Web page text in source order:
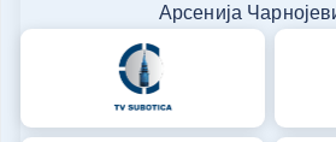
Арсенија